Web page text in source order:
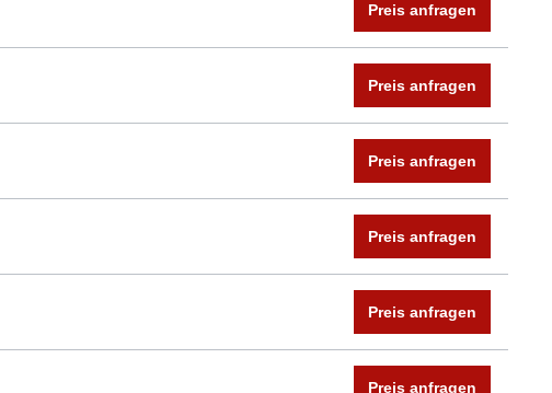
Preis anfragen
Preis anfragen
Preis anfragen
Preis anfragen
Preis anfragen
Preis anfragen